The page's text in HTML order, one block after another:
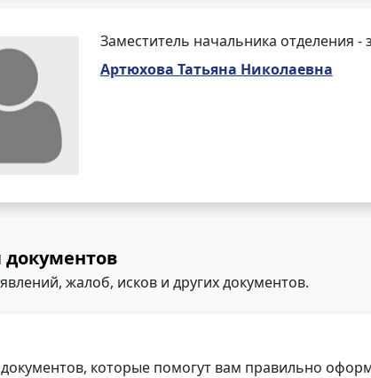
Заместитель начальника отделения -
Артюхова Татьяна Николаевна
жалоб, исков и других документов.
которые помогут вам правильно